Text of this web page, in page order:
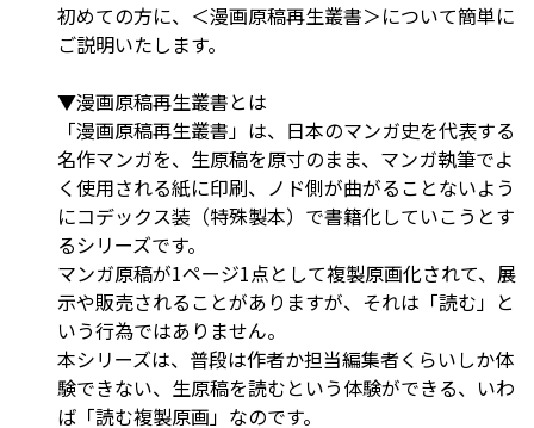
初めての方に、＜漫画原稿再生叢書＞について簡単に
ご説明いたします。
▼漫画原稿再生叢書とは
「漫画原稿再生叢書」は、日本のマンガ史を代表する
名作マンガを、生原稿を原寸のまま、マンガ執筆でよ
く使用される紙に印刷、ノド側が曲がることないよう
にコデックス装（特殊製本）で書籍化していこうとす
るシリーズです。
マンガ原稿が1ページ1点として複製原画化されて、展
示や販売されることがありますが、それは「読む」と
いう行為ではありません。
本シリーズは、普段は作者か担当編集者くらいしか体
験できない、生原稿を読むという体験ができる、いわ
ば「読む複製原画」なのです。